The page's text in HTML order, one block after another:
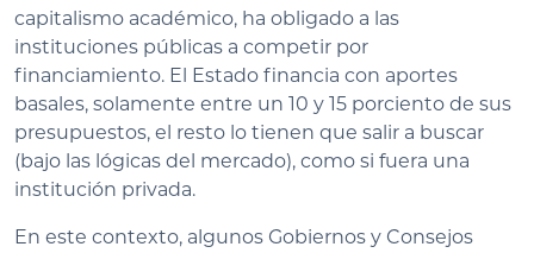
capitalismo académico, ha obligado a las
instituciones públicas a competir por
financiamiento. El Estado financia con aportes
basales, solamente entre un 10 y 15 porciento de sus
presupuestos, el resto lo tienen que salir a buscar
(bajo las lógicas del mercado), como si fuera una
institución privada.
En este contexto, algunos Gobiernos y Consejos